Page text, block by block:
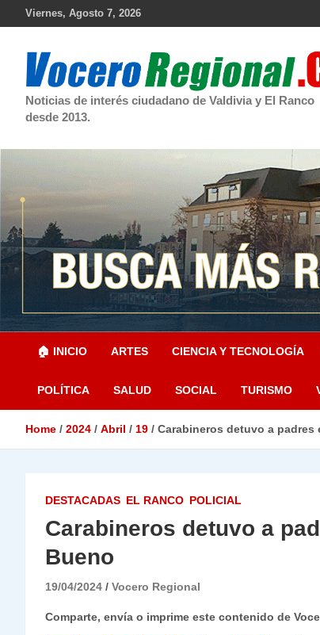
Viernes, Agosto 7, 2026
Noticias de interés ciudadano de Valdivia y El Ranco
desde 2013.
🏠 INICIO ARTES CIENCIA Y TECNOLOGÍA
POLÍTICA SALUD SOCIAL TURISMO
Home 2024 Abril 19 Carabineros detuvo a
DESTACADAS EL RANCO POLICIAL
Carabineros detuvo a
Bueno
19/04/2024 Vocero Regional
Comparte, envía o imprime este contenido de